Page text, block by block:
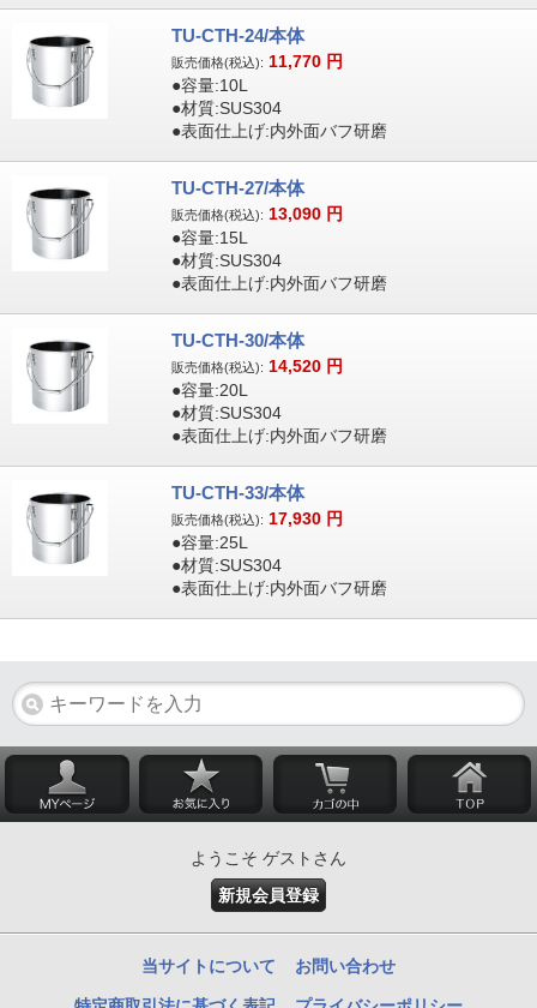
TU-CTH-24/本体
販売価格(税込): 11,770 円
●容量:10L
●材質:SUS304
●表面仕上げ:内外面バフ研磨
TU-CTH-27/本体
販売価格(税込): 13,090 円
●容量:15L
●材質:SUS304
●表面仕上げ:内外面バフ研磨
TU-CTH-30/本体
販売価格(税込): 14,520 円
●容量:20L
●材質:SUS304
●表面仕上げ:内外面バフ研磨
TU-CTH-33/本体
販売価格(税込): 17,930 円
●容量:25L
●材質:SUS304
●表面仕上げ:内外面バフ研磨
ようこそ ゲストさん
新規会員登録
当サイトについて お問い合わせ